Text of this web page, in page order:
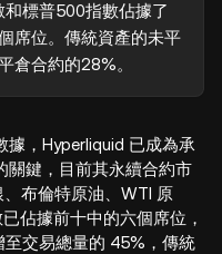
標普500指數佔據了
席位。傳統資產的未平
倉合約的28%。
據，Hyperliquid 已成為承
關鍵，目前其永續合約市
布倫特原油、WTI 原
佔據前十中的六個席位，
交易總量的 45%，傳統